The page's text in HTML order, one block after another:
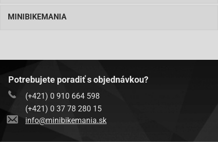
MINIBIKEMANIA
Potrebujete poradiť s objednávkou?
(+421) 0 910 664 598
(+421) 0 37 78 280 15
info@minibikemania.sk